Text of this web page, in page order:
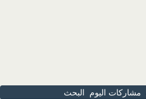
مشاركات اليوم البحث